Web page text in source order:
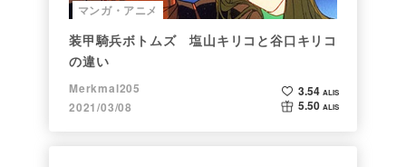
マンガ・アニメ
装甲騎兵ボトムズ 塩山キリコと谷口キリコ
の違い
Merkmal205
2021/03/08
3.54 ALIS
5.50 ALIS